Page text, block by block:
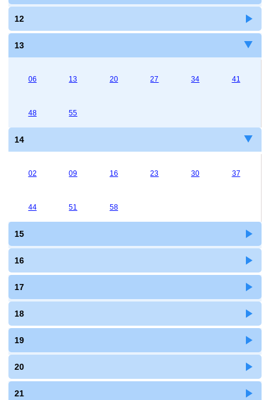
12
13
06 13 20 27 34 41
48 55
14
02 09 16 23 30 37
44 51 58
15
16
17
18
19
20
21